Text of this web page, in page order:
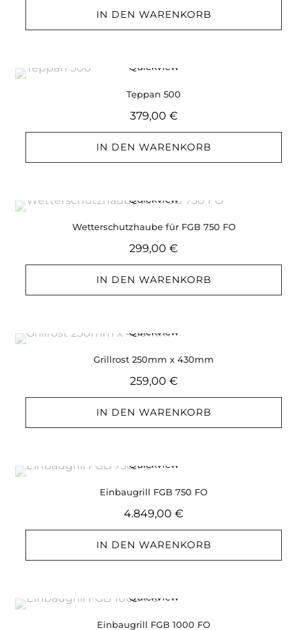
IN DEN WARENKORB
Quickview
Teppan 500
379,00 €
IN DEN WARENKORB
Quickview
Wetterschutzhaube für FGB 750 FO
299,00€
IN DEN WARENKORB
Quickview
Grillrost 250mm x 430mm
259,00 €
IN DEN WARENKORB
Quickview
Einbaugrill FGB 750 FO
4.849,00€
IN DEN WARENKORB
Quickview
Einbaugrill FGB 1000 FO